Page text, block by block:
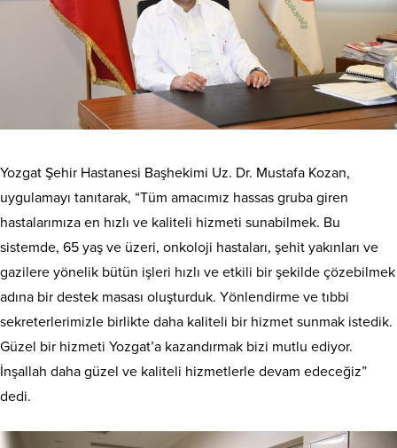
Yozgat Şehir Hastanesi Başhekimi Uz. Dr. Mustafa Kozan,
uygulamayı tanıtarak, “Tüm amacımız hassas gruba giren
hastalarımıza en hızlı ve kaliteli hizmeti sunabilmek. Bu
sistemde, 65 yaş ve üzeri, onkoloji hastaları, şehit yakınları ve
gazilere yönelik bütün işleri hızlı ve etkili bir şekilde çözebilmek
adına bir destek masası oluşturduk. Yönlendirme ve tıbbi
sekreterlerimizle birlikte daha kaliteli bir hizmet sunmak istedik.
Güzel bir hizmeti Yozgat’a kazandırmak bizi mutlu ediyor.
İnşallah daha güzel ve kaliteli hizmetlerle devam edeceğiz”
dedi.